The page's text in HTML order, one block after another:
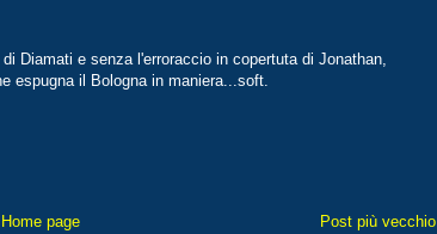
Diamati e senza l'erroraccio in copertuta di Jonathan,
espugna il Bologna in maniera...soft.
Post più vecchio
Home page